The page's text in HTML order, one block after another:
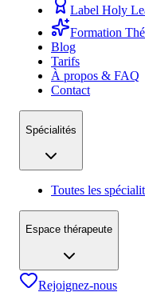
Label Holy
Formation
Blog
Tarifs
À propos & FAQ
Contact
Spécialités
Toutes les
Espace thérapeute
Rejoignez-nous